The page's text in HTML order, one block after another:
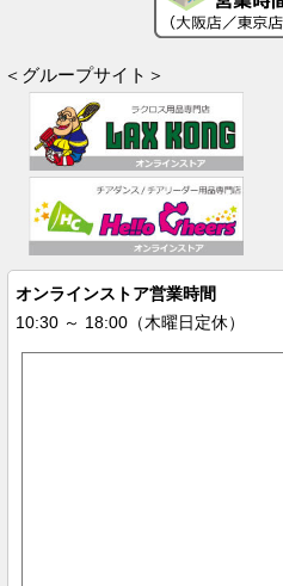
＜グループサイト＞
オンラインストア営業時間
10:30 ～ 18:00（木曜日定休）